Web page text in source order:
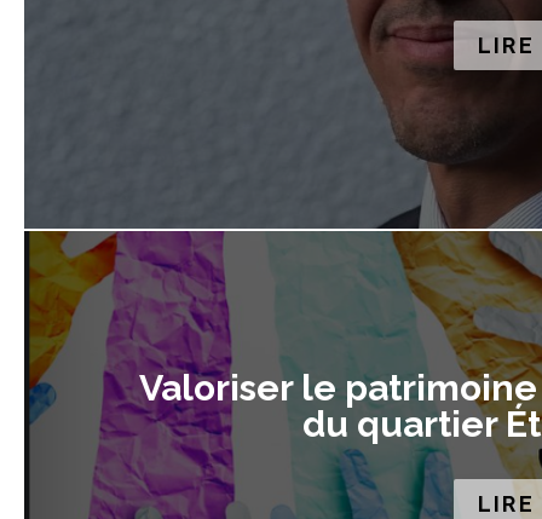
Valoriser le
du quartier